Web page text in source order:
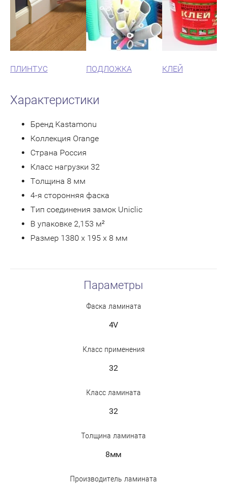
ПЛИНТУС ПОДЛОЖКА КЛЕЙ
Характеристики
Бренд Kastamonu
Коллекция Orange
Страна Россия
Класс нагрузки 32
Толщина 8 мм
4-я сторонняя фаска
Тип соединения замок Uniclic
В упаковке 2,153 м²
Размер 1380 х 195 х 8 мм
Параметры
Фаска ламината
4V
Класс применения
32
Класс ламината
32
Толщина ламината
8мм
Производитель ламината